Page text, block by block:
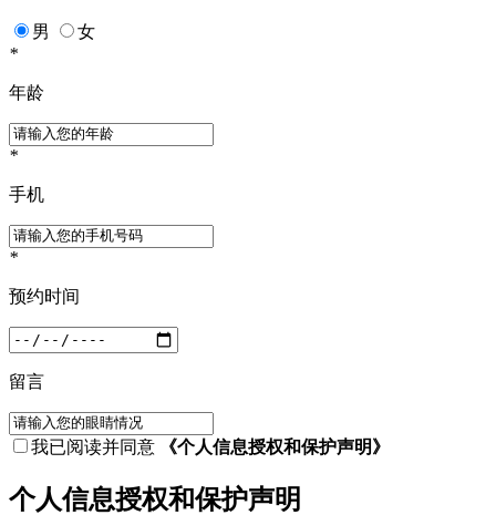
男
女
*
年龄
*
手机
*
预约时间
留言
我已阅读并同意 《个人信息授权和保护声明》
个人信息授权和保护声明